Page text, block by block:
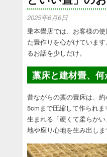
2025年6月6日
乗本畳店では、お客様の
た畳作りを心がけていま
るお話を少しだけ。
藁床と建材畳、何
昔ながらの藁の畳床は、
5cmまで圧縮して作られ
生まれる「硬くて柔らか
地や座り心地を生み出しま